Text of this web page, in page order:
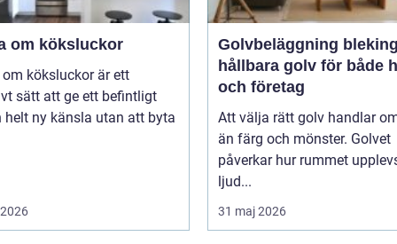
om köksluckor
köksluckor är ett
sätt att ge ett befintligt
helt ny känsla utan att byta
Golvbeläggning
hållbara golv för både
och företag
Att välja rätt golv handlar
än färg och mönster. Golvet
påverkar hur rummet
ljud...
31 maj 2026